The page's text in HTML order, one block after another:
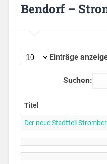
Bendorf –
Einträge
Suchen:
Titel
Der neue Stadtteil